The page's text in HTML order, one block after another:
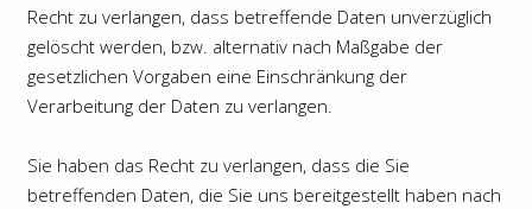
Recht zu verlangen, dass betreffende Daten unverzüglich
gelöscht werden, bzw. alternativ nach Maßgabe der
gesetzlichen Vorgaben eine Einschränkung der
Verarbeitung der Daten zu verlangen.
Sie haben das Recht zu verlangen, dass die Sie
betreffenden Daten, die Sie uns bereitgestellt haben nach